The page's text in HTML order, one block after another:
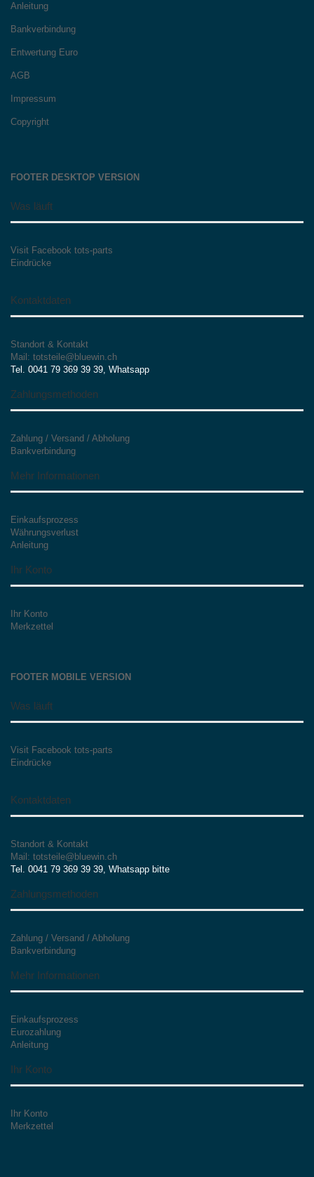
Anleitung
Bankverbindung
Entwertung Euro
AGB
Impressum
Copyright
FOOTER DESKTOP VERSION
Was läuft
Visit Facebook tots-parts
Eindrücke
Kontaktdaten
Standort & Kontakt
Mail: totsteile@bluewin.ch
Tel. 0041 79 369 39 39, Whatsapp
Zahlungsmethoden
Zahlung / Versand / Abholung
Bankverbindung
Mehr Informationen
Einkaufsprozess
Währungsverlust
Anleitung
Ihr Konto
Ihr Konto
Merkzettel
FOOTER MOBILE VERSION
Was läuft
Visit Facebook tots-parts
Eindrücke
Kontaktdaten
Standort & Kontakt
Mail: totsteile@bluewin.ch
Tel. 0041 79 369 39 39, Whatsapp bitte
Zahlungsmethoden
Zahlung / Versand / Abholung
Bankverbindung
Mehr Informationen
Einkaufsprozess
Eurozahlung
Anleitung
Ihr Konto
Ihr Konto
Merkzettel